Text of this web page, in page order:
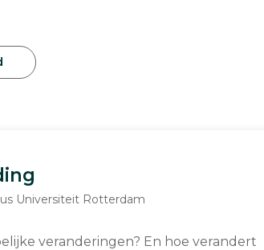
Universiteit Rotterdam
veranderingen? En hoe verandert